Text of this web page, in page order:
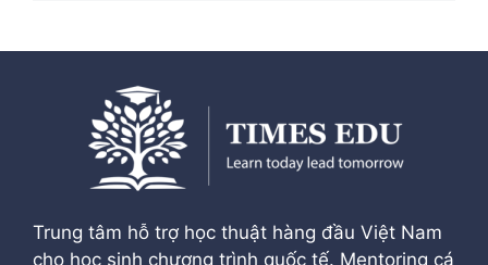
Trung tâm hỗ trợ học thuật hàng đầu Việt Nam
cho học sinh chương trình quốc tế. Mentoring cá